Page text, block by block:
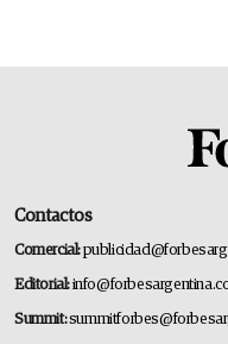
Contactos
Comercial:
Editorial:
Summit: